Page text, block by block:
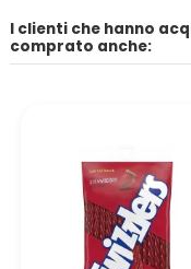
I clienti che hanno
comprato anche: